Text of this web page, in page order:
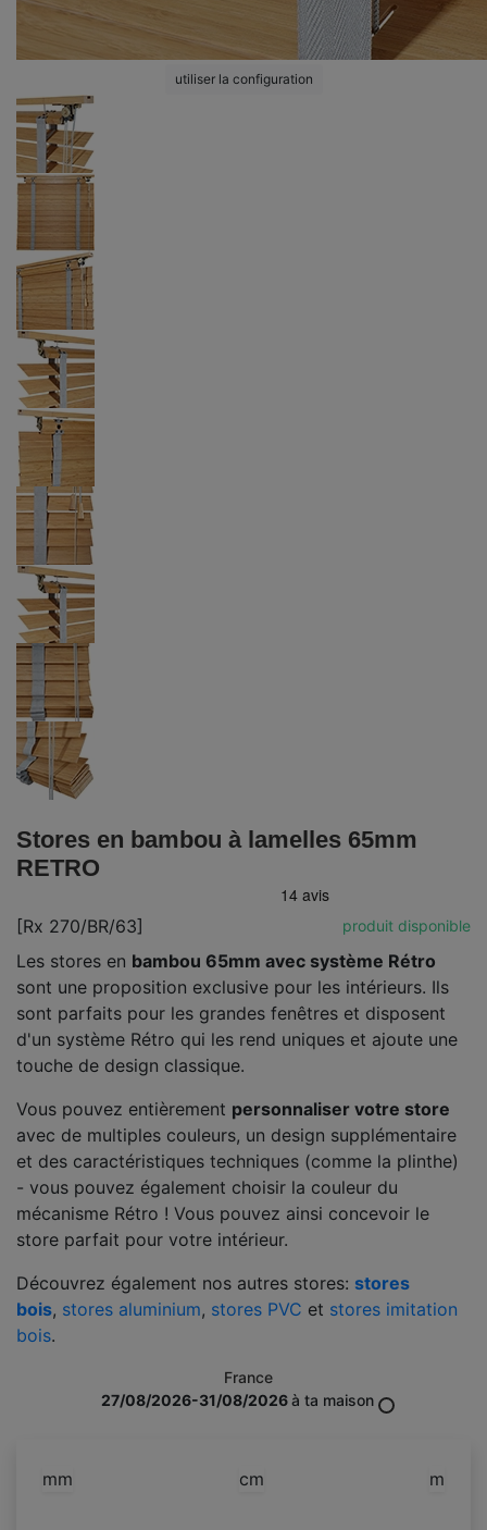
utiliser la configuration
Stores en bambou à lamelles 65mm
RETRO
[Rx 270/BR/63] produit disponible
Les stores en bambou 65mm avec système Rétro
sont une proposition exclusive pour les intérieurs. Ils
sont parfaits pour les grandes fenêtres et disposent
d'un système Rétro qui les rend uniques et ajoute une
touche de design classique.
Vous pouvez entièrement personnaliser votre store
avec de multiples couleurs, un design supplémentaire
et des caractéristiques techniques (comme la plinthe)
- vous pouvez également choisir la couleur du
mécanisme Rétro ! Vous pouvez ainsi concevoir le
store parfait pour votre intérieur.
Découvrez également nos autres stores: stores
bois, stores aluminium, stores PVC et stores imitation
bois.
France
27/08/2026-31/08/2026à ta maison
mm cm m